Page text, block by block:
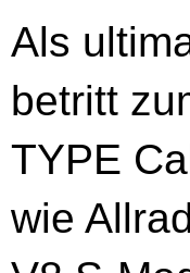
Als
betritt
TYPE
wie